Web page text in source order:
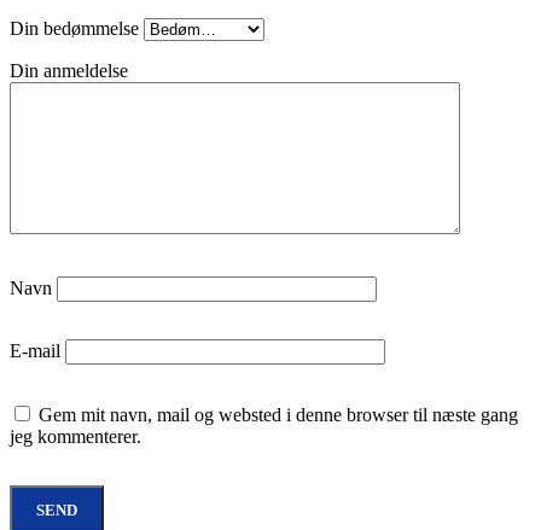
Din bedømmelse
Din anmeldelse
Navn
E-mail
Gem mit navn, mail og websted i denne browser til næste gang
jeg kommenterer.